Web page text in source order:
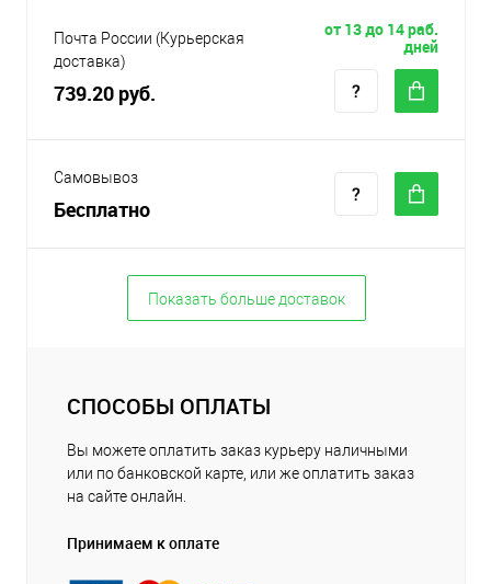
Почта России (Курьерская
доставка)
739.20 руб.
от 13 до 14 раб.
дней
Самовывоз
Бесплатно
Показать больше доставок
СПОСОБЫ ОПЛАТЫ
Вы можете оплатить заказ курьеру наличными
или по банковской карте, или же оплатить заказ
на сайте онлайн.
Принимаем к оплате